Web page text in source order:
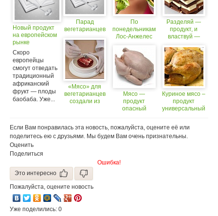
Новый продукт
на европейском
рынке
Скоро
европейцы
смогут отведать
традиционный
африканский
фрукт — плоды
баобаба. Уже...
Парад
вегетарианцев
«Мясо» для
вегетарианцев
создали из
По
понедельникам
Лос-Анжелес
вегетарианцев
Мясо —
продукт
опасный
Разделяй —
продукт, и
властвуй —
Куриное мясо –
продукт
универсальный
Если Вам понравилась эта новость, пожалуйста, оцените её или
поделитесь ею с друзьями. Мы будем Вам очень признательны.
Оценить
Поделиться
Ошибка!
Это интересно
Пожалуйста, оцените новость
Уже поделились: 0